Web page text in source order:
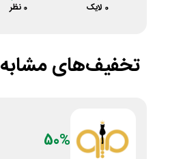
0 لایک 0 نظر
تخفیف‌های مشابه
50%